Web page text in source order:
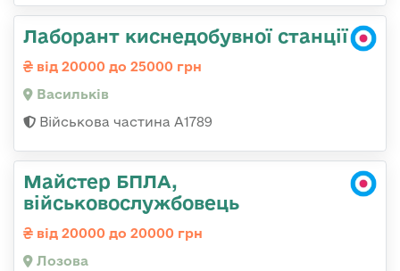
Лаборант киснедобувної станції
від 20000 до 25000 грн
Васильків
Військова частина А1789
Майстер БПЛА,
військовослужбовець
від 20000 до 20000 грн
Лозова